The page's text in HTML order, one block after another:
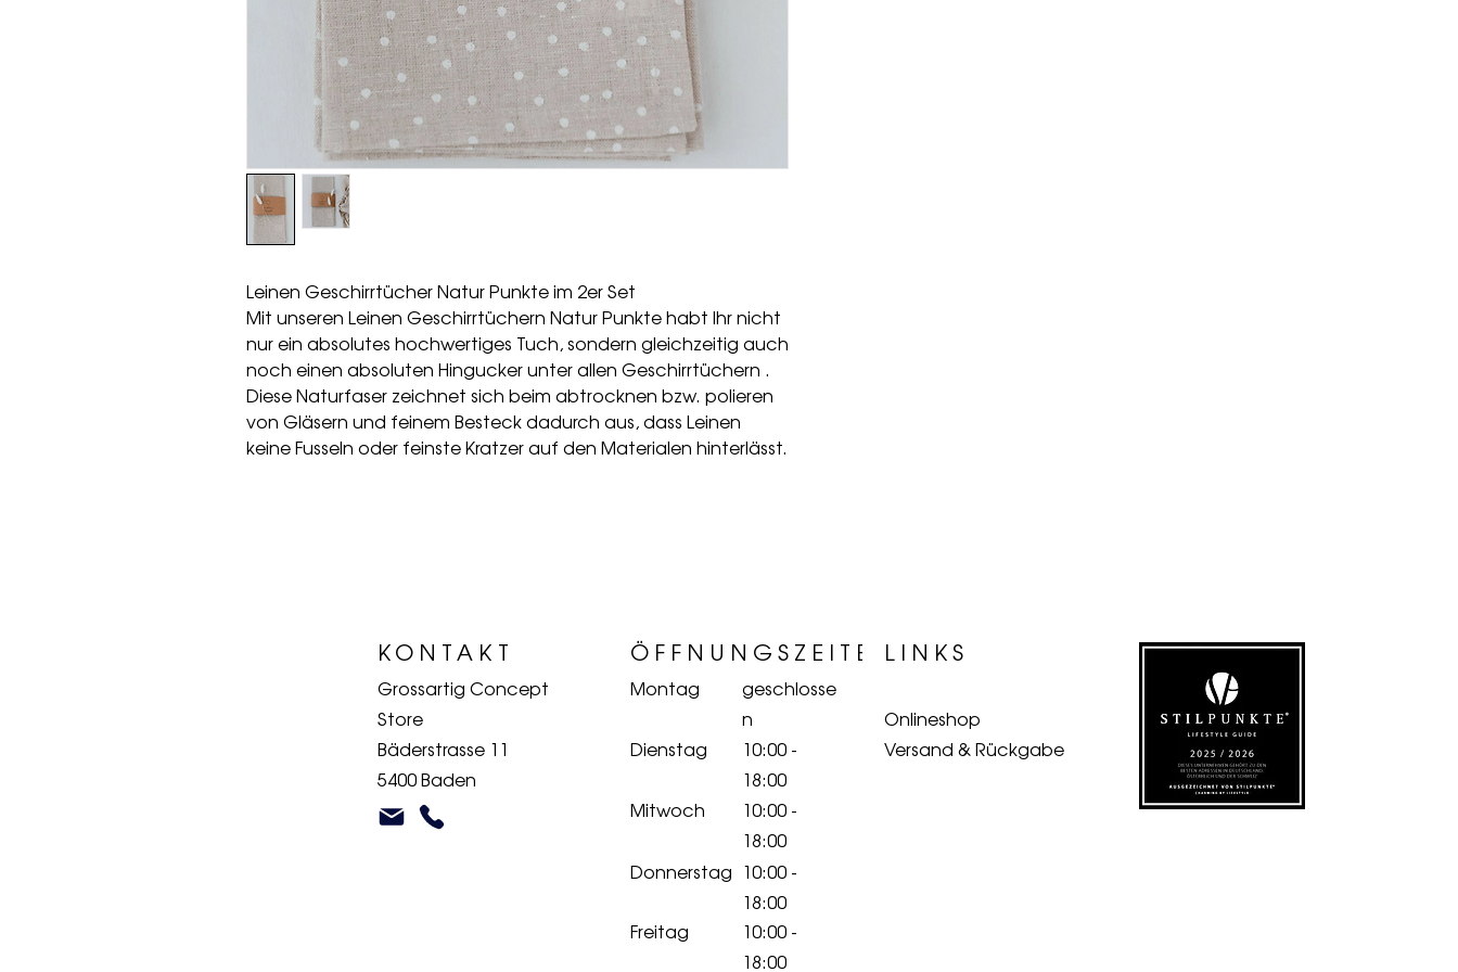
Leinen Geschirrtücher Natur Punkte im 2er Set
Mit unseren Leinen Geschirrtüchern Natur Punkte habt Ihr nicht
nur ein absolutes hochwertiges Tuch, sondern gleichzeitig auch
noch einen absoluten Hingucker unter allen Geschirrtüchern .
Diese Naturfaser zeichnet sich beim abtrocknen bzw. polieren
von Gläsern und feinem Besteck dadurch aus, dass Leinen
keine Fusseln oder feinste Kratzer auf den Materialen hinterlässt.
KONTAKT
Grossartig Concept
Store
Bäderstrasse 11
5400 Baden
ÖFFNUNGSZEITEN
Montag
geschlosse
n
Dienstag
10:00 -
18:00
Mitwoch
10:00 -
18:00
Donnerstag
10:00 -
18:00
Freitag
10:00 -
18:00
LINKS
Onlineshop
Versand & Rückgabe